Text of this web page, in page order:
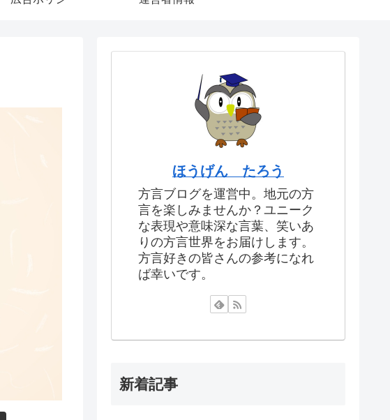
ほうげん たろう
方言ブログを運営中。地元の方
言を楽しみませんか？ユニーク
な表現や意味深な言葉、笑いあ
りの方言世界をお届けします。
方言好きの皆さんの参考になれ
ば幸いです。
新着記事